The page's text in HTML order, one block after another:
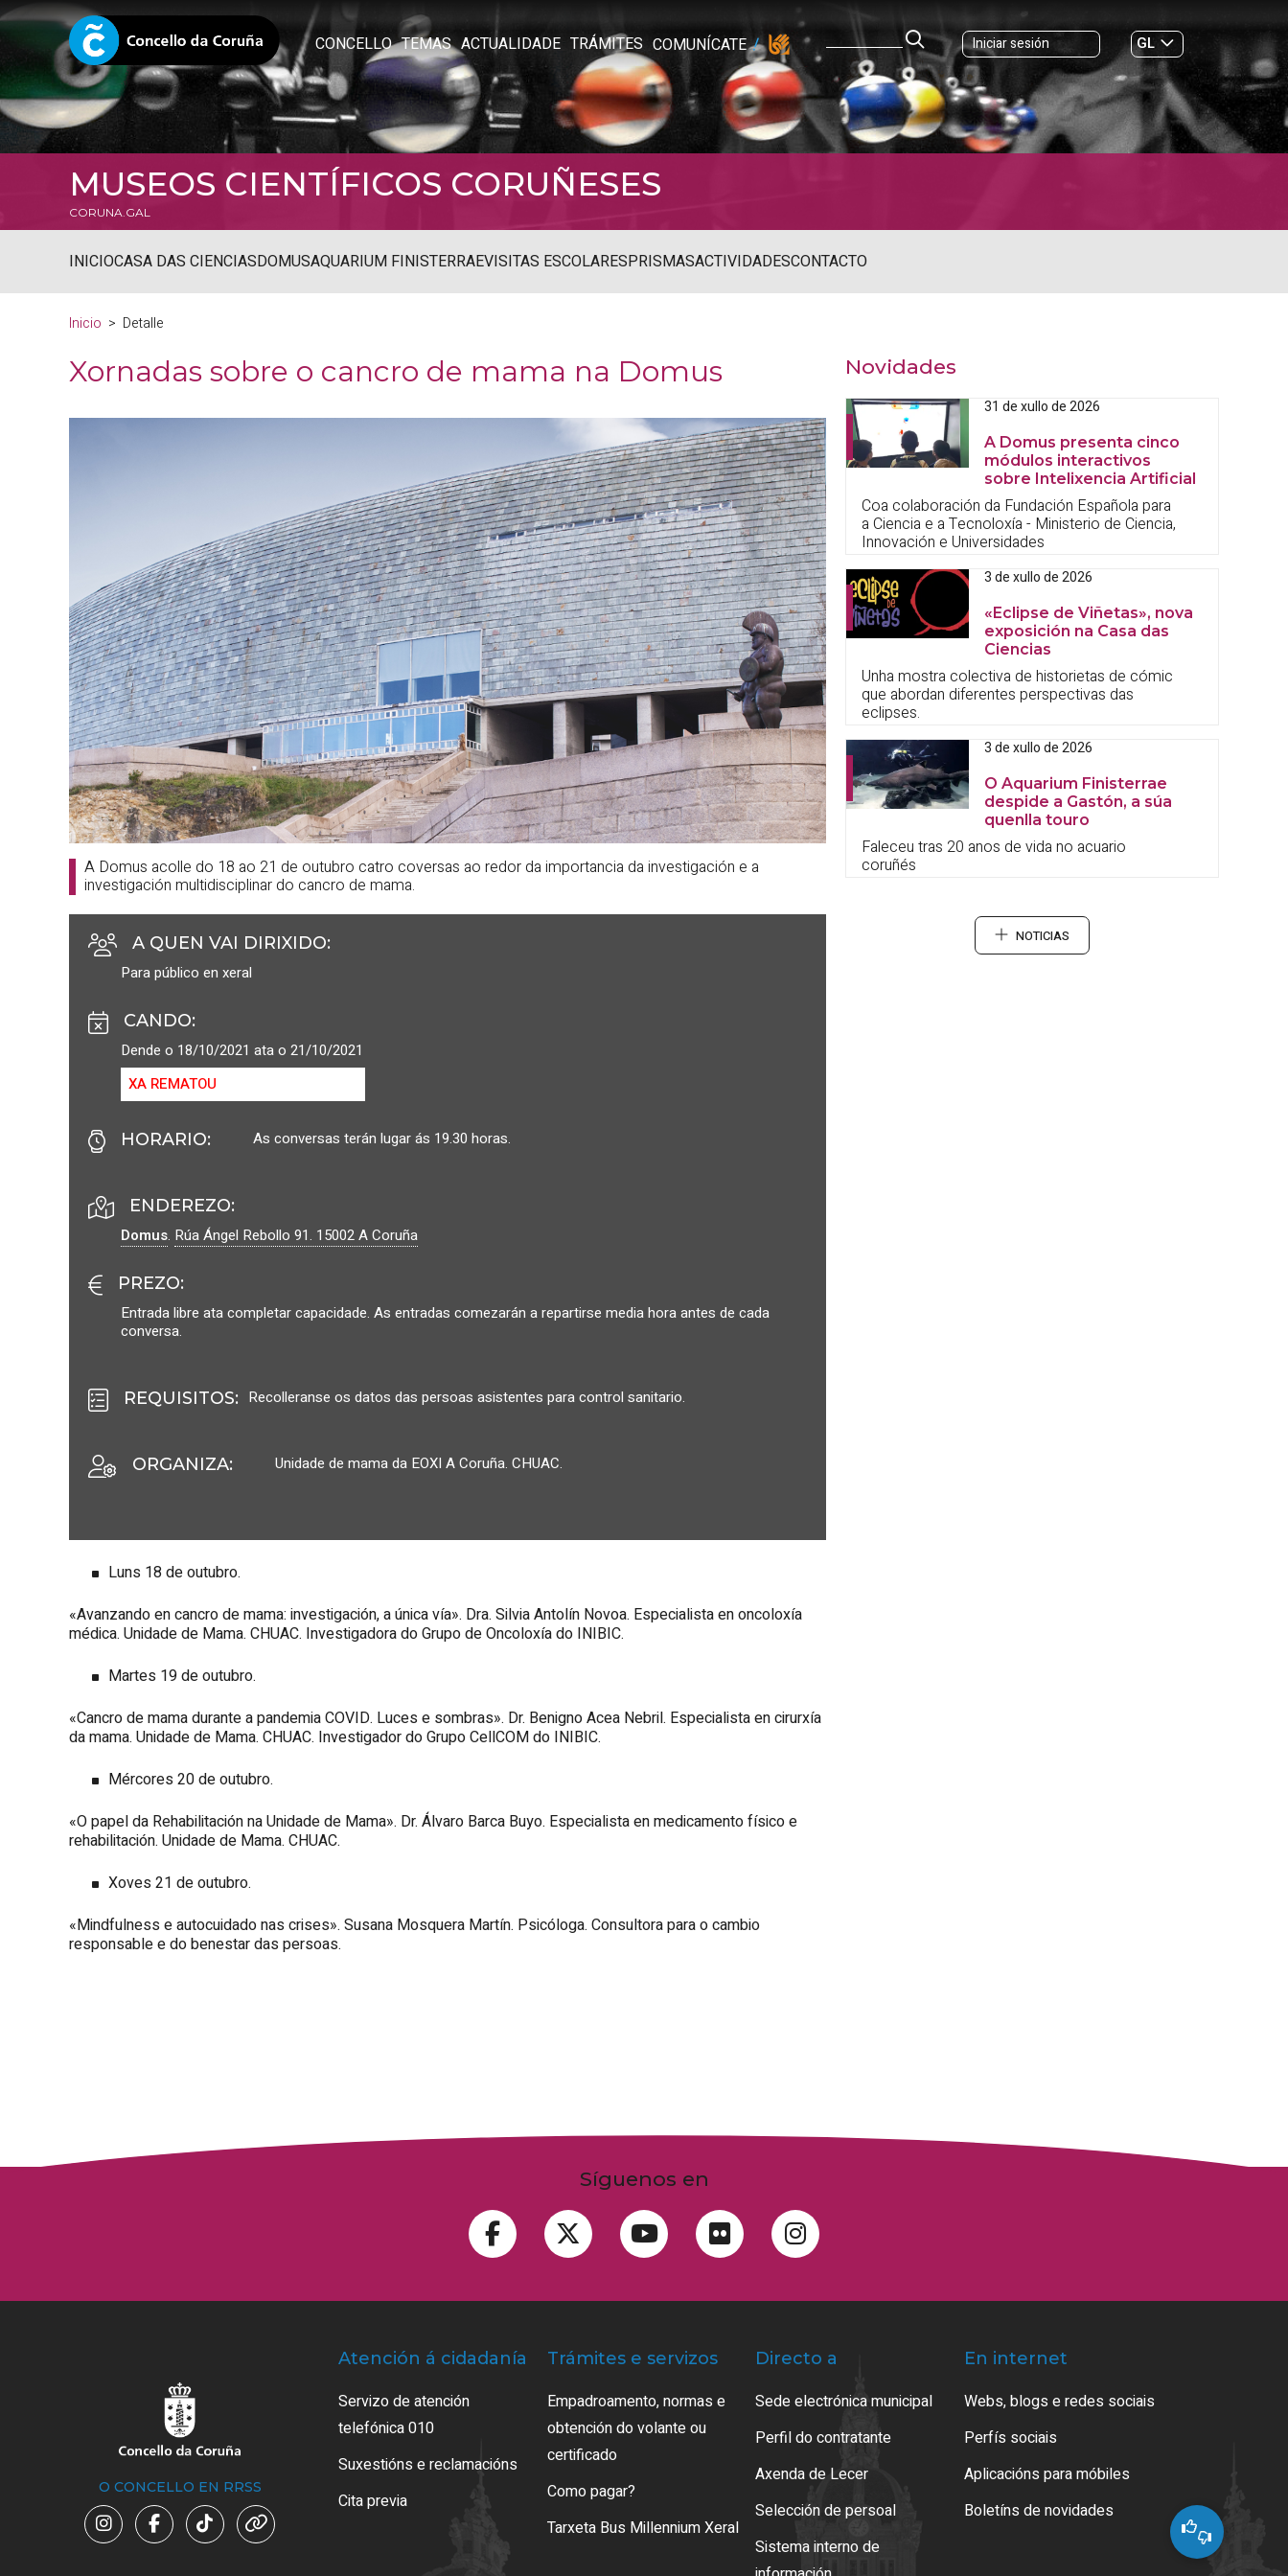
CONCELLO TEMAS ACTUALIDADE TRÁMITES COMUNÍCATE Iniciar sesión
GL
ES|
MUSEOS CIENTÍFICOS CORUÑESES
CORUNA.GAL
INICIOCASA DAS CIENCIASDOMUSAQUARIUM FINISTERRAEVISITAS ESCOLARESPRISMASACTIVIDADESCONTACTO
Inicio Detalle
Xornadas sobre o cancro de mama na Domus
A Domus acolle do 18 ao 21 de outubro catro coversas ao redor da importancia da investigación e a
investigación multidisciplinar do cancro de mama.
A QUEN VAI DIRIXIDO:
Para público en xeral
CANDO:
Dende o 18/10/2021 ata o 21/10/2021
XA REMATOU
HORARIO: As conversas terán lugar ás 19.30 horas.
ENDEREZO:
Domus. Rúa Ángel Rebollo 91. 15002A Coruña
PREZO:
Entrada libre ata completar capacidade. As entradas comezarán a repartirse media hora antes de cada
conversa.
REQUISITOS: Recolleranse os datos das persoas asistentes para control sanitario.
ORGANIZA: Unidade de mama da EOXI A Coruña. CHUAC.
Luns 18 de outubro.
«Avanzando en cancro de mama: investigación, a única vía». Dra. Silvia Antolín Novoa. Especialista en oncoloxía
médica. Unidade de Mama. CHUAC. Investigadora do Grupo de Oncoloxía do INIBIC.
Martes 19 de outubro.
«Cancro de mama durante a pandemia COVID. Luces e sombras». Dr. Benigno Acea Nebril. Especialista en cirurxía
da mama. Unidade de Mama. CHUAC. Investigador do Grupo CellCOM do INIBIC.
Mércores 20 de outubro.
«O papel da Rehabilitación na Unidade de Mama». Dr. Álvaro Barca Buyo. Especialista en medicamento físico e
rehabilitación. Unidade de Mama. CHUAC.
Xoves 21 de outubro.
«Mindfulness e autocuidado nas crises». Susana Mosquera Martín. Psicóloga. Consultora para o cambio
responsable e do benestar das persoas.
Novidades
31 de xullo de 2026
A Domus presenta cinco
módulos interactivos
sobre Intelixencia Artificial
Coa colaboración da Fundación Española para
a Ciencia e a Tecnoloxía - Ministerio de Ciencia,
Innovación e Universidades
3 de xullo de 2026
«Eclipse de Viñetas», nova
exposición na Casa das
Ciencias
Unha mostra colectiva de historietas de cómic
que abordan diferentes perspectivas das
eclipses.
3 de xullo de 2026
O Aquarium Finisterrae
despide a Gastón, a súa
quenlla touro
Faleceu tras 20 anos de vida no acuario
coruñés
NOTICIAS
Síguenos en
O CONCELLO EN RRSS
Atención á cidadanía
Servizo de atención
telefónica 010
Suxestións e reclamacións
Cita previa
Trámites e servizos
Empadroamento, normas e
obtención do volante ou
certificado
Como pagar?
Tarxeta Bus Millennium Xeral
Directo a
Sede electrónica municipal
Perfil do contratante
Axenda de Lecer
Selección de persoal
Sistema interno de
En internet
Webs, blogs e redes sociais
Perfís sociais
Aplicacións para móbiles
Boletíns de novidades